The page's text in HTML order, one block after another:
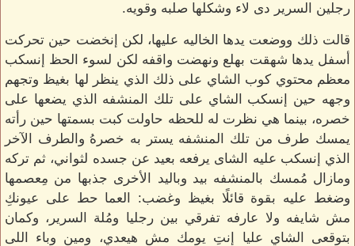
رجلين السرير دى لاء وشكلها صلبه وقويه.
قالت ذلك ووضعت يدها الخاليه عليها، لكن إنخضت حين تحركت
أسفل يدها شهقت بهلع ونهضت واقفه لكن لسوء الحظ إنسكب
معظم محتوي كوب الشاي على ذلك الذي ينظر لها بغيظ وتجهم
وجهه حين إنسكب الشاي على تلك المنشفه الذي يضعها على
خصره، بينما هي نظرت له للحظه حاولت كبت بسمتها حين رأته
يمسك طرف من تلك المنشفه يستر به خصرهُ والطرف الآخر
الذي إنسكب عليه الشاى يرفعه بعيد عن جسده لثواني، ثم تركه
ومازال مُمسك بالمنشفه بيد وباليد الأخرى جذبها من مِعصمها
وضغط عليه بقوة قائلًا بغيظ وغضب: العما حط على عيونكِ
مش شايفه ولا عارفه تفرقي بين رجليا ومُلة السرير، وكمان
بتوقعى الشاي عليا إنتِ يومك مش هيعدي، ومين وباء اللى